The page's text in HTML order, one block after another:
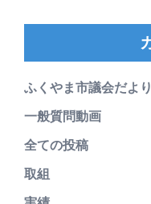
ふくやま市議会だより
一般質問動画
全ての投稿
取組